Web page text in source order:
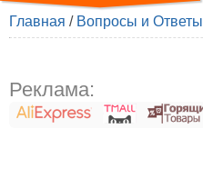
Главная / Вопросы и Ответы
Реклама: